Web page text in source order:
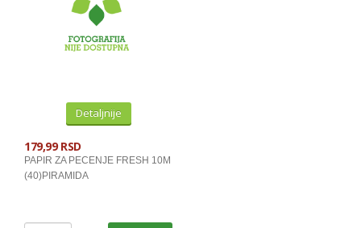
Detaljnije
179,99 RSD
PAPIR ZA PECENJE FRESH 10M
(40)PIRAMIDA